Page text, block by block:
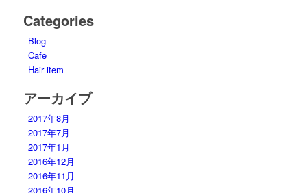
Categories
Blog
Cafe
Hair item
アーカイブ
2017年8月
2017年7月
2017年1月
2016年12月
2016年11月
2016年10月